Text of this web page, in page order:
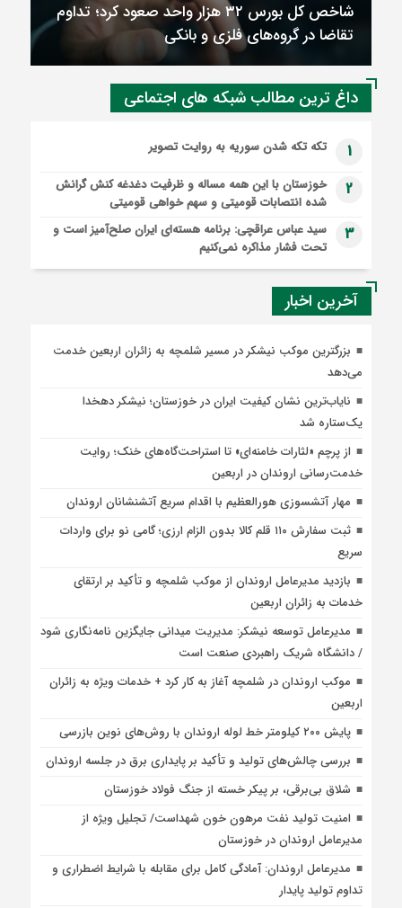
شاخص کل بورس ۳۲ هزار واحد صعود کرد؛ تداوم
تقاضا در گروه‌های فلزی و بانکی
داغ ترین مطالب شبکه های اجتماعی
1 تکه تکه شدن سوریه به روایت تصویر
2
خوزستان با این همه مساله و ظرفیت دغدغه کنش گرانش
شده انتصابات قومیتی و سهم خواهی قومیتی
3
سید عباس عراقچی: برنامه هسته‌ای ایران صلح‌آمیز است و
تحت فشار مذاکره نمی‌کنیم
آخرین اخبار
بزرگترین موکب نیشکر در مسیر شلمچه به زائران اربعین خدمت
می‌دهد
نایاب‌ترین نشان کیفیت ایران در خوزستان؛ نیشکر دهخدا
یک‌ستاره شد
از پرچم «لثارات خامنه‌ای» تا استراحت‌گاه‌های خنک؛ روایت
خدمت‌رسانی اروندان در اربعین
مهار آتشسوزی هورالعظیم با اقدام سریع آتشنشانان اروندان
ثبت سفارش ۱۱۰ قلم کالا بدون الزام ارزی؛ گامی نو برای واردات
سریع
بازدید مدیرعامل اروندان از موکب شلمچه و تأکید بر ارتقای
خدمات به زائران اربعین
مدیرعامل توسعه نیشکر: مدیریت میدانی جایگزین نامه‌نگاری شود
/ دانشگاه شریک راهبردی صنعت است
موکب اروندان در شلمچه آغاز به کار کرد + خدمات ویژه به زائران
اربعین
پایش ۲۰۰ کیلومتر خط لوله اروندان با روش‌های نوین بازرسی
بررسی چالش‌های تولید و تأکید بر پایداری برق در جلسه اروندان
شلاق‌ بی‌برقی، بر پیکر خسته‌ از جنگ فولاد خوزستان
امنیت تولید نفت مرهون خون شهداست/ تجلیل ویژه از
مدیرعامل اروندان در خوزستان
مدیرعامل اروندان: آمادگی کامل برای مقابله با شرایط اضطراری و
تداوم تولید پایدار